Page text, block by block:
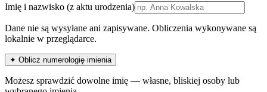
Imię i nazwisko (z aktu urodzenia)
Dane nie są wysyłane ani zapisywane. Obliczenia wykonywane są
lokalnie w przeglądarce.
✦ Oblicz numerologię imienia
Możesz sprawdzić dowolne imię — własne, bliskiej osoby lub